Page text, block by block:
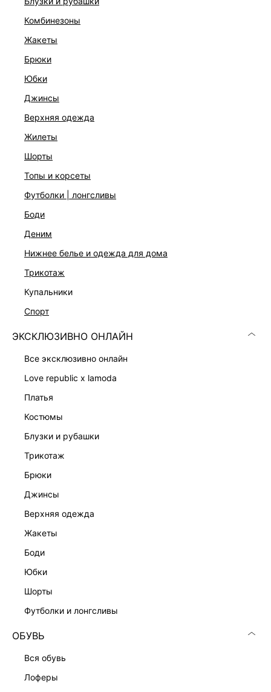
комбинезоны
жакеты
брюки
юбки
джинсы
верхняя одежда
жилеты
шорты
топы и корсеты
футболки | лонгсливы
боди
деним
нижнее белье и одежда для дома
трикотаж
купальники
спорт
ЭКСКЛЮЗИВНО ОНЛАЙН
все эксклюзивно онлайн
love republic x lamoda
платья
костюмы
блузки и рубашки
трикотаж
брюки
джинсы
верхняя одежда
жакеты
боди
юбки
шорты
футболки и лонгсливы
ОБУВЬ
вся обувь
лоферы
7 999 ₽-75%
ПРЯМЫЕ ДЖИНСЫ